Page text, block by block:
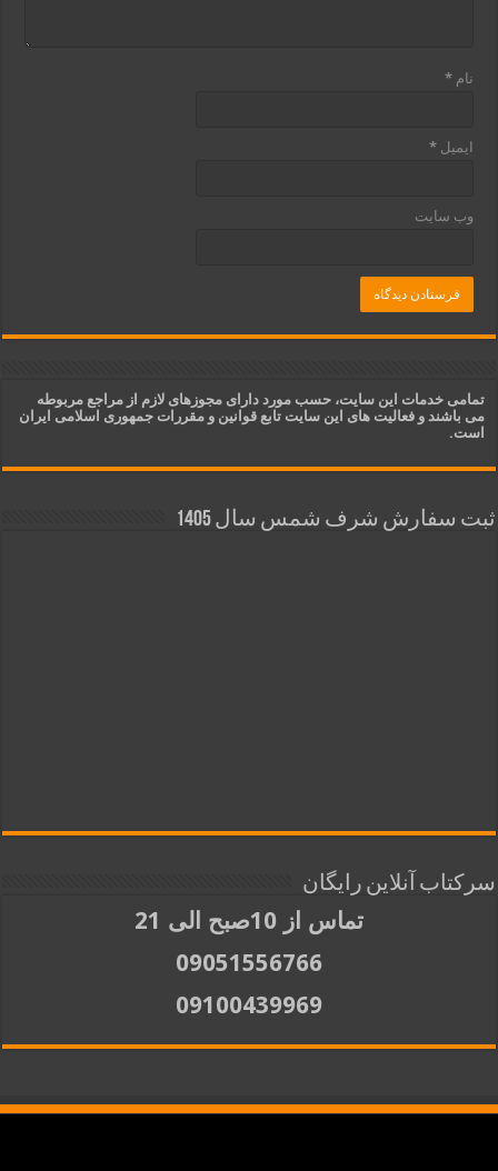
نام*
ایمیل*
وب‌ سایت
تمامی خدمات این سایت، حسب مورد دارای مجوزهای لازم از مراجع مربوطه
می باشند و فعالیت های این سایت تابع قوانین و مقررات جمهوری اسلامی ایران
است.
ثبت سفارش شرف شمس سال 1405
سرکتاب آنلاین رایگان
تماس از 10صبح الی 21
09051556766
09100439969